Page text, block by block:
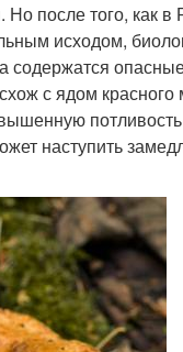
после того, как в
исходом,
содержатся
с ядом
наступить